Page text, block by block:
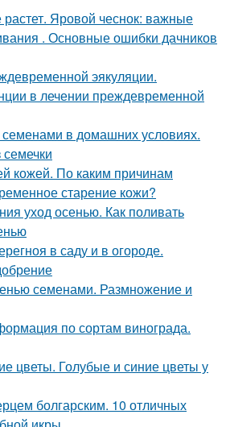
Яровой чеснок: важные
. Основные ошибки дачников
эякуляции.
в лечении преждевременной
в домашних условиях.
кожей. По каким причинам
старение кожи?
уход осенью. Как поливать
в саду и в огороде.
семенами. Размножение и
по сортам винограда.
цветы. Голубые и синие цветы у
болгарским. 10 отличных